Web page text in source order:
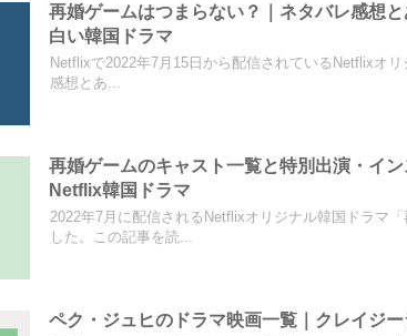
再婚ゲームはつまらない？｜ネタバレ感想
白い韓国ドラマ
Netflixで2022年7月15日から配信されているNetflixオ
感想とあ...
再婚ゲームのキャスト一覧と特別出演・イ
Netflix韓国ドラマ
2022年7月に配信されるNetflixオリジナル韓国ドラマ
した。この記事を読...
ペク・ジュヒのドラマ映画一覧｜クレイジ